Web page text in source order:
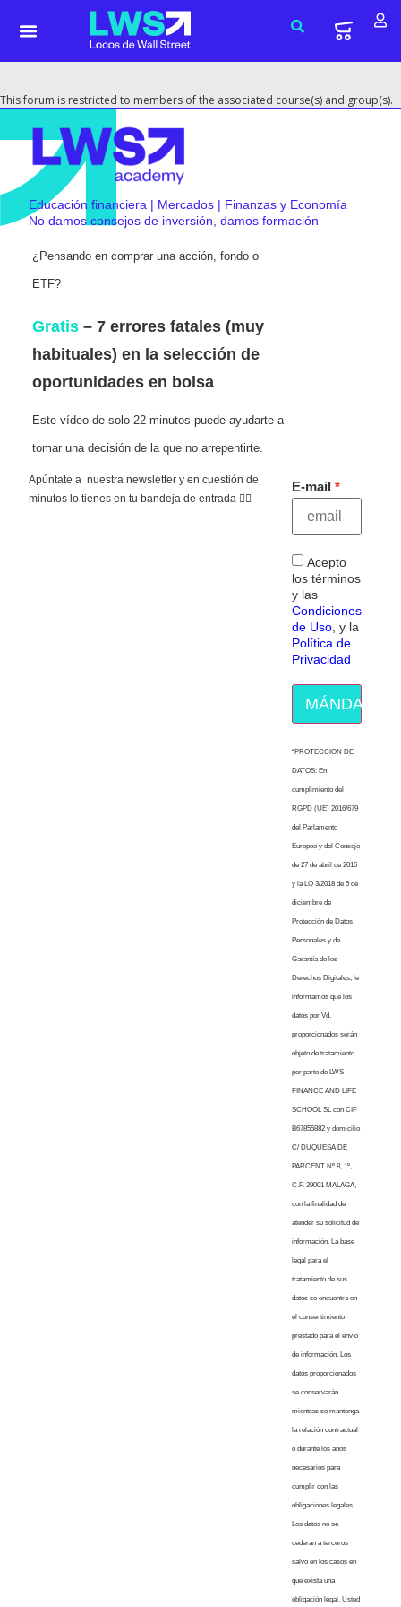
This forum is restricted to members of the associated course(s) and group(s).
Educación financiera | Mercados | Finanzas y Economía
No damos consejos de inversión, damos formación
¿Pensando en comprar una acción, fondo o
ETF?
Gratis – 7 errores fatales (muy
habituales) en la selección de
oportunidades en bolsa
Este vídeo de solo 22 minutos puede ayudarte a
tomar una decisión de la que no arrepentirte.
Apúntate a nuestra newsletter y en cuestión de
minutos lo tienes en tu bandeja de entrada 👇🏻
E-mail
Acepto
los términos
y las
Condiciones
de Uso, y la
Política de
Privacidad
MÁNDAME
“PROTECCION DE
DATOS: En
cumplimiento del
RGPD (UE) 2016/679
del Parlamento
Europeo y del Consejo
de 27 de abril de 2016
y la LO 3/2018 de 5 de
diciembre de
Protección de Datos
Personales y de
Garantía de los
Derechos Digitales, le
informamos que los
datos por Vd.
proporcionados serán
objeto de tratamiento
por parte de LWS
FINANCE AND LIFE
SCHOOL SL con CIF
B67855882 y domicilio
C/ DUQUESA DE
PARCENT Nº 8, 1º,
C.P. 29001 MALAGA,
con la finalidad de
atender su solicitud de
información. La base
legal para el
tratamiento de sus
datos se encuentra en
el consentimiento
prestado para el envío
de información. Los
datos proporcionados
se conservarán
mientras se mantenga
la relación contractual
o durante los años
necesarios para
cumplir con las
obligaciones legales.
Los datos no se
cederán a terceros
salvo en los casos en
que exista una
obligación legal. Usted